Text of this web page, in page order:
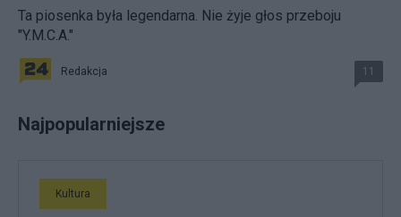
Ta piosenka była legendarna. Nie żyje głos przeboju
"Y.M.C.A."
Redakcja 11
Najpopularniejsze
Kultura